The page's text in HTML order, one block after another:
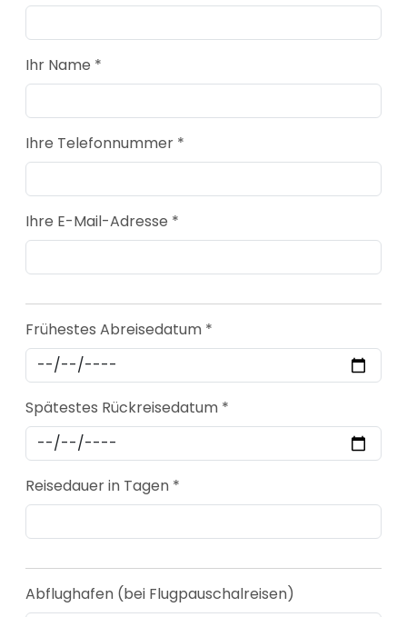
Ihr Name *
Ihre Telefonnummer *
Ihre E-Mail-Adresse *
Frühestes Abreisedatum *
Spätestes Rückreisedatum *
Reisedauer in Tagen *
Abflughafen (bei Flugpauschalreisen)